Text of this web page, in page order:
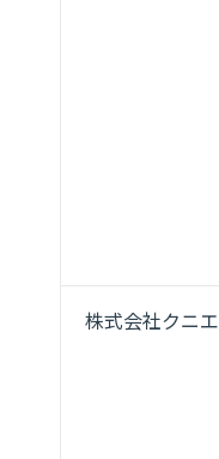
株式会社クニエ